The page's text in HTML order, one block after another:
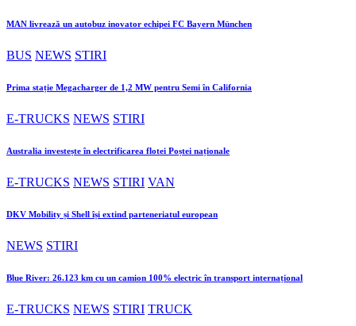
MAN livrează un autobuz inovator echipei FC Bayern München
BUS NEWS STIRI
Prima stație Megacharger de 1,2 MW pentru Semi în California
E-TRUCKS NEWS STIRI
Australia investește în electrificarea flotei Poștei naționale
E-TRUCKS NEWS STIRI VAN
DKV Mobility și Shell își extind parteneriatul european
NEWS STIRI
Blue River: 26.123 km cu un camion 100% electric în transport internațional
E-TRUCKS NEWS STIRI TRUCK